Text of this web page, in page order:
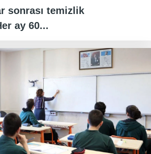
sonrası temizlik
ay 60...